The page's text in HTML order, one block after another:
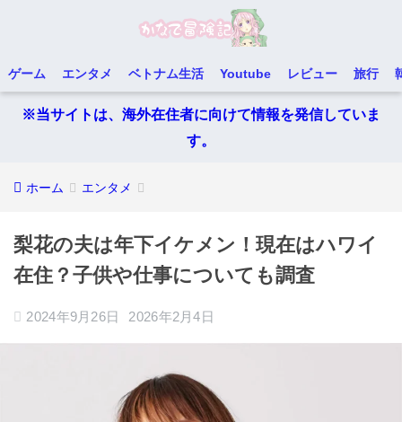
ゲーム エンタメ ベトナム生活 Youtube レビュー 旅行
※当サイトは、海外在住者に向けて情報を発信していま
す。
ホーム エンタメ
梨花の夫は年下イケメン！現在はハワイ
在住？子供や仕事についても調査
2024年9月26日 2026年2月4日